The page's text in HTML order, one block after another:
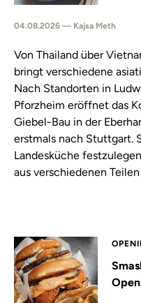
04.08.2026 — Kajsa Meth
Von Thailand über
bringt verschiedene
Nach Standorten in
Pforzheim eröffnet das
Giebel-Bau in der
erstmals nach Stuttgart.
Landesküche
aus verschiedenen